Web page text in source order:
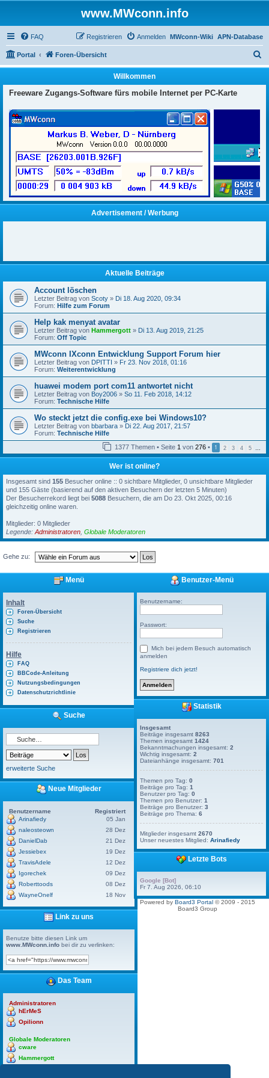
www.MWconn.info
FAQ APN-Database
MWconn-Wiki
Anmelden
Registrieren
Portal Foren-Übersicht
u
Willkommen
Freeware Zugangs-Software fürs mobile Internet per PC-Karte
Advertisement / Werbung
Aktuelle Beiträge
Account löschen
Letzter Beitrag von Scoty » Di 18. Aug 2020, 09:34
Forum: Hilfe zum Forum
Help kak menyat avatar
Letzter Beitrag von Hammergott » Di 13. Aug 2019, 21:25
Forum: Off Topic
MWconn IXconn Entwicklung Support Forum hier
Letzter Beitrag von DPITTI » Fr 23. Nov 2018, 01:16
Forum: Weiterentwicklung
huawei modem port com11 antwortet nicht
Letzter Beitrag von Boy2006 » So 11. Feb 2018, 14:12
Forum: Technische Hilfe
Wo steckt jetzt die config.exe bei Windows10?
Letzter Beitrag von bbarbara » Di 22. Aug 2017, 21:57
Forum: Technische Hilfe
1377 Themen • Seite 1 von 276 • 1 2 3 4 5 …
Wer ist online?
Insgesamt sind 155 Besucher online :: 0 sichtbare Mitglieder, 0 unsichtbare Mitglieder
und 155 Gäste (basierend auf den aktiven Besuchern der letzten 5 Minuten)
Der Besucherrekord liegt bei 5088 Besuchern, die am Do 23. Okt 2025, 00:16
gleichzeitig online waren.
Mitglieder: 0 Mitglieder
Legende: Administratoren Globale Moderatoren
Gehe zu:
Menü
Inhalt
Foren-Übersicht
Suche
Registrieren
Hilfe
FAQ
BBCode-Anleitung
Nutzungsbedingungen
Datenschutzrichtlinie
Suche
erweiterte Suche
Neue Mitglieder
Benutzername
Registriert
Arinafiedy
05 Jan
naleosteown
28 Dez
DanielDab
21 Dez
Jessiebex
19 Dez
TravisAdele
12 Dez
Igorechek
09 Dez
Roberttoods
08 Dez
WayneOnelf
18 Nov
Link zu uns
Benutze bitte diesen Link um
www.MWconn.info bei dir zu verlinken:
Das Team
Administratoren
hErMeS
Opilionn
Globale Moderatoren
cware
Hammergott
Benutzer-Menü
Benutzername:
Passwort:
Mich bei jedem Besuch automatisch
anmelden
Registriere dich jetzt!
Statistik
Insgesamt
Beiträge insgesamt8263
Themen insgesamt1424
Bekanntmachungen insgesamt:2
Wichtig insgesamt:2
Dateianhänge insgesamt:701
Themen pro Tag:0
Beiträge pro Tag:1
Benutzer pro Tag:0
Themen pro Benutzer:1
Beiträge pro Benutzer:3
Beiträge pro Thema:6
Mitglieder insgesamt2670
Unser neuestes Mitglied:Arinafiedy
Letzte Bots
Google [Bot]
Fr 7. Aug 2026, 06:10
Powered by Board3 Portal© 2009 - 2015
Board3 Group